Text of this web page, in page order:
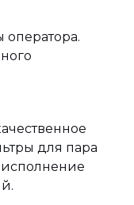
оператора.
для пара
исполнение